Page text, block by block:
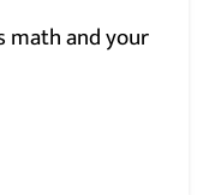
math and your